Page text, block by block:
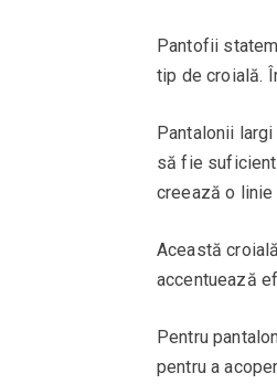
Pantofii
tip de croială.
Pantalonii
să fie
creează o
Această
accentuează
Pentru
pentru a